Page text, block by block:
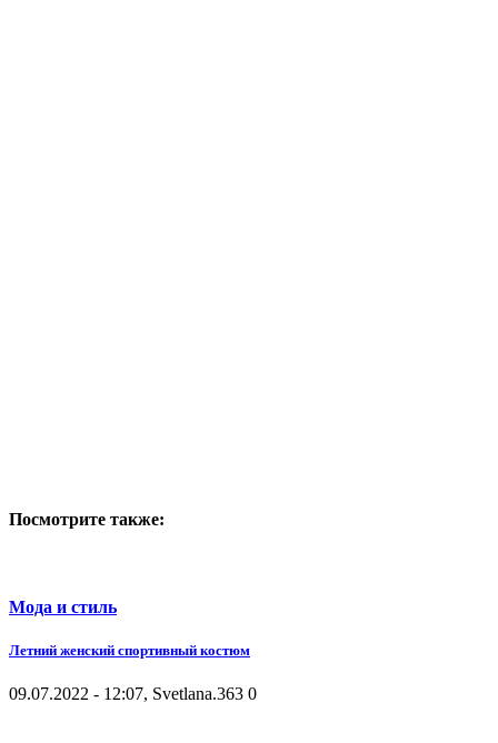
Посмотрите также:
Мода и стиль
Летний женский спортивный костюм
09.07.2022 - 12:07, Svetlana.363 0